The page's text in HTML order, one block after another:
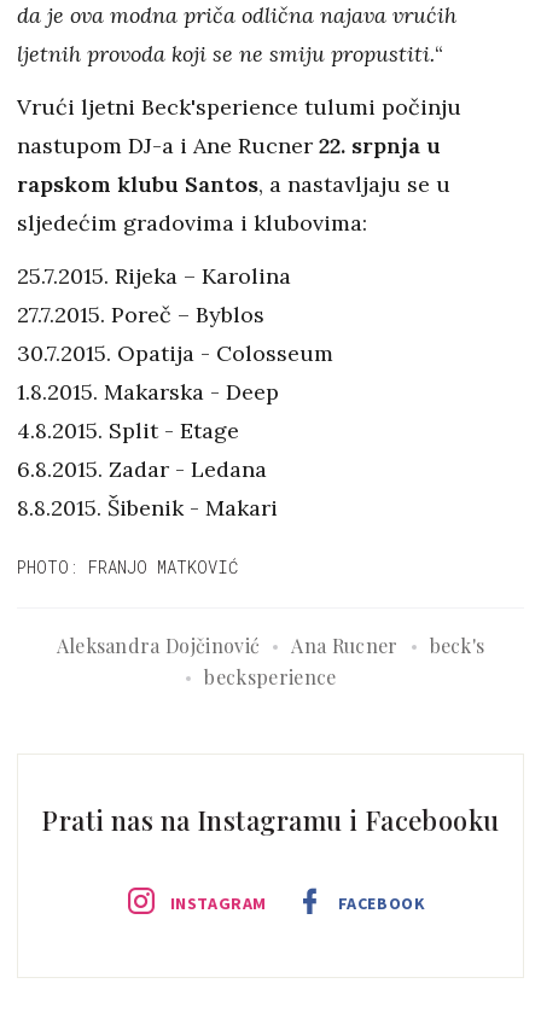
da je ova modna priča odlična najava vrućih
ljetnih provoda koji se ne smiju propustiti.“
Vrući ljetni Beck'sperience tulumi počinju
nastupom DJ-a i Ane Rucner 22. srpnja u
rapskom klubu Santos, a nastavljaju se u
sljedećim gradovima i klubovima:
25.7.2015. Rijeka – Karolina
27.7.2015. Poreč – Byblos
30.7.2015. Opatija - Colosseum
1.8.2015. Makarska - Deep
4.8.2015. Split - Etage
6.8.2015. Zadar - Ledana
8.8.2015. Šibenik - Makari
PHOTO: FRANJO MATKOVIĆ
Aleksandra Dojčinović Ana Rucner
beck's
becksperience
Prati nas na Instagramu i Facebooku
INSTAGRAM FACEBOOK